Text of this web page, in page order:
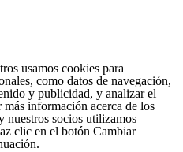
usamos cookies para
como datos de navegación,
y publicidad, y analizar el
información acerca de los
nuestros socios utilizamos
clic en el botón Cambiar